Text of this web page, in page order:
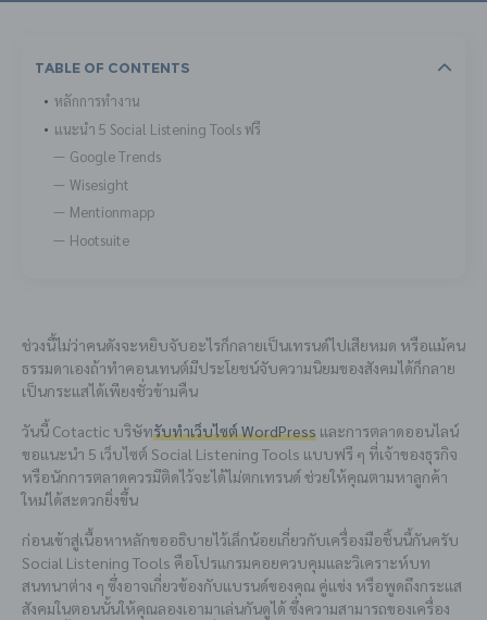
Table Of Contents
หลักการทำงาน
แนะนำ 5 Social Listening Tools ฟรี
Google Trends
Wisesight
Mentionmapp
Hootsuite
ช่วงนี้ไม่ว่าคนดังจะหยิบจับอะไรก็กลายเป็นเทรนด์ไปเสียหมด หรือแม้คน
ธรรมดาเองถ้าทำคอนเทนต์มีประโยชน์จับความนิยมของสังคมได้ก็กลาย
เป็นกระแสได้เพียงชั่วข้ามคืน
วันนี้ Cotactic บริษัทรับทำเว็บไซต์ WordPress และการตลาดออนไลน์
ขอแนะนำ 5 เว็บไซต์ Social Listening Tools แบบฟรี ๆ ที่เจ้าของธุรกิจ
หรือนักการตลาดควรมีติดไว้จะได้ไม่ตกเทรนด์ ช่วยให้คุณตามหาลูกค้า
ใหม่ได้สะดวกยิ่งขึ้น
ก่อนเข้าสู่เนื้อหาหลักขออธิบายไว้เล็กน้อยเกี่ยวกับเครื่องมือชิ้นนี้กันครับ
Social Listening Tools คือโปรแกรมคอยควบคุมและวิเคราะห์บท
สนทนาต่าง ๆ ซึ่งอาจเกี่ยวข้องกับแบรนด์ของคุณ คู่แข่ง หรือพูดถึงกระแส
สังคมในตอนนั้นให้คุณลองเอามาเล่นกันดูได้ ซึ่งความสามารถของเครื่อง